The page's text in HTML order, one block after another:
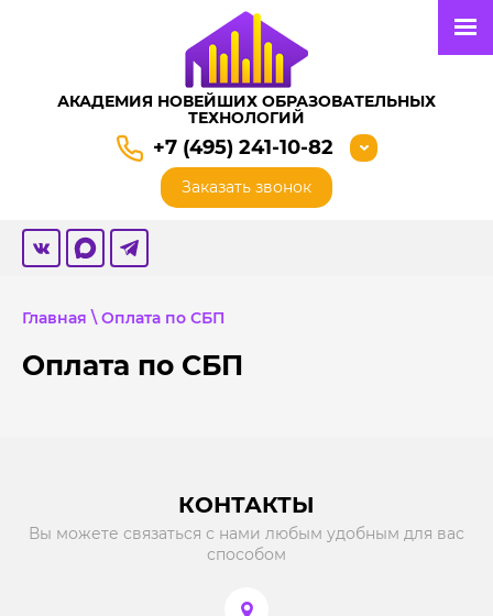
АКАДЕМИЯ НОВЕЙШИХ ОБРАЗОВАТЕЛЬНЫХ
ТЕХНОЛОГИЙ
+7 (495) 241-10-82
Заказать звонок
Главная \ Оплата по СБП
Оплата по СБП
КОНТАКТЫ
Вы можете связаться с нами любым удобным для вас
способом